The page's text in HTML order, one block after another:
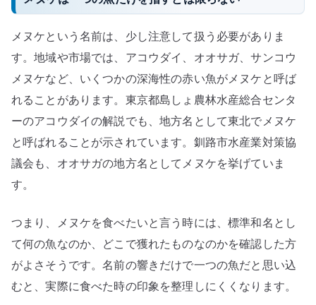
メヌケという名前は、少し注意して扱う必要がありま
す。地域や市場では、アコウダイ、オオサガ、サンコウ
メヌケなど、いくつかの深海性の赤い魚がメヌケと呼ば
れることがあります。東京都島しょ農林水産総合センタ
ーのアコウダイの解説でも、地方名として東北でメヌケ
と呼ばれることが示されています。釧路市水産業対策協
議会も、オオサガの地方名としてメヌケを挙げていま
す。
つまり、メヌケを食べたいと言う時には、標準和名とし
て何の魚なのか、どこで獲れたものなのかを確認した方
がよさそうです。名前の響きだけで一つの魚だと思い込
むと、実際に食べた時の印象を整理しにくくなります。